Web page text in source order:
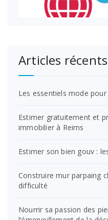
Articles récents
Les essentiels mode
Estimer gratuitement et
immobilier à Reims
Estimer son bien gouv :
Construire mur parpaing
difficulté
Nourrir sa passion des